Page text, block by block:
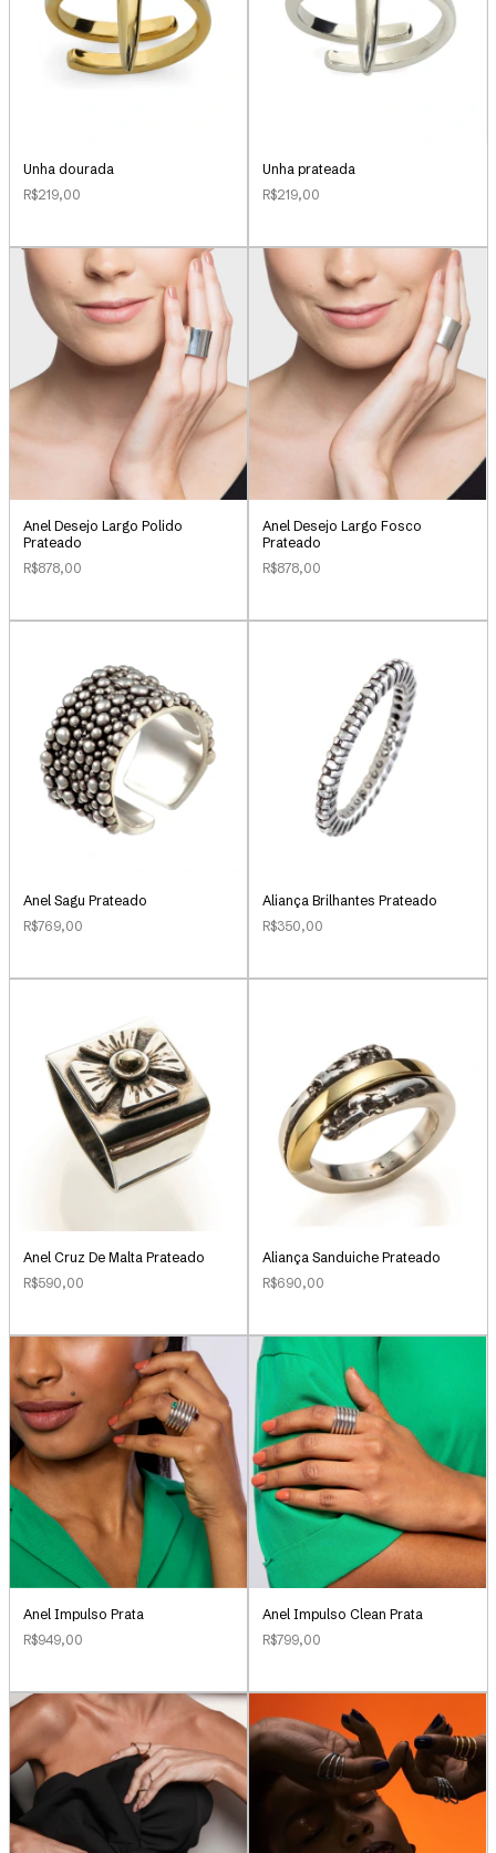
Unha dourada
R$219,00
Unha prateada
R$219,00
Anel Desejo Largo Polido
Prateado
R$878,00
Anel Desejo Largo Fosco
Prateado
R$878,00
Anel Sagu Prateado
R$769,00
Aliança Brilhantes Prateado
R$350,00
Anel Cruz De Malta Prateado
R$590,00
Aliança Sanduiche Prateado
R$690,00
Anel Impulso Prata
R$949,00
Anel Impulso Clean Prata
R$799,00